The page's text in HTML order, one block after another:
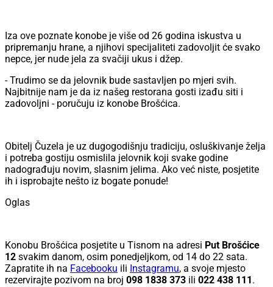
Iza ove poznate konobe je više od 26 godina iskustva u
pripremanju hrane, a njihovi specijaliteti zadovoljit će svako
nepce, jer nude jela za svačiji ukus i džep.
- Trudimo se da jelovnik bude sastavljen po mjeri svih.
Najbitnije nam je da iz našeg restorana gosti izađu siti i
zadovoljni - poručuju iz konobe Brošćica.
Obitelj Čuzela je uz dugogodišnju tradiciju, osluškivanje želja
i potreba gostiju osmislila jelovnik koji svake godine
nadograđuju novim, slasnim jelima. Ako već niste, posjetite
ih i isprobajte nešto iz bogate ponude!
Oglas
Konobu Brošćica posjetite u Tisnom na adresi Put Brošćice
12 svakim danom, osim ponedjeljkom, od 14 do 22 sata.
Zapratite ih na Facebooku ili Instagramu, a svoje mjesto
rezervirajte pozivom na broj 098 1838 373 ili 022 438 111 .